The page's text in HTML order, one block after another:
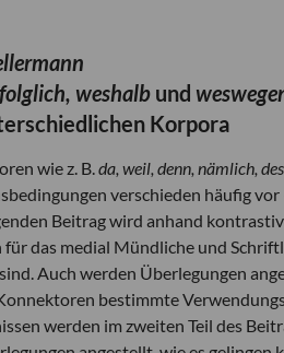
weshalb und
Korpora
wie z. B.da, weil, denn, nämlich,
verschieden häufig
Beitrag wird anhand
das medial Mündliche und
Auch werden Überlegungen
bestimmte
werden im zweiten Teil des